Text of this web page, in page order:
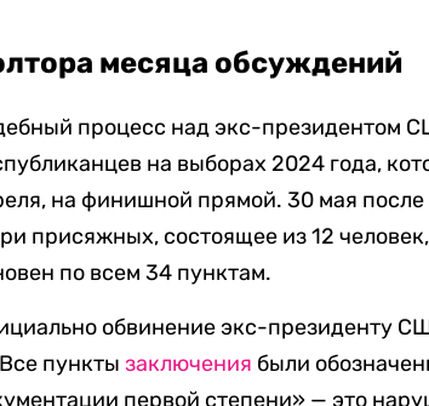
месяца обсуждений
процесс над экс-президентом
на выборах 2024 года,
на финишной прямой. 30 мая
присяжных, состоящее из 12
по всем 34 пунктам.
обвинение экс-президенту
Все пунктызаключения были
первой степени» — это